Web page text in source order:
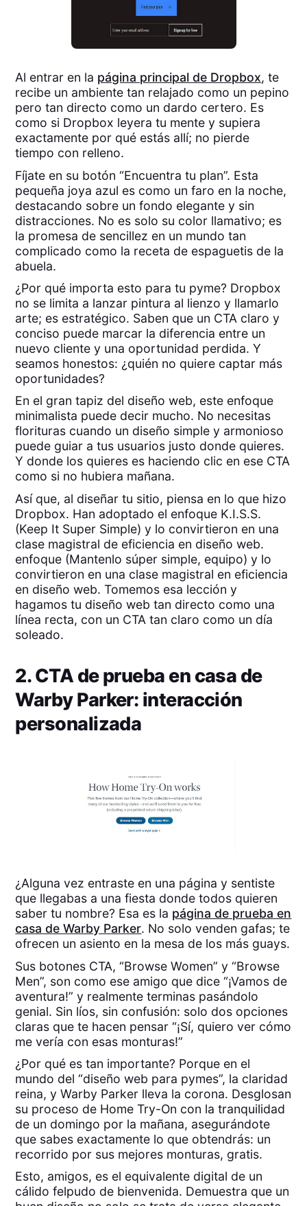
Al entrar en la página principal de Dropbox, te
recibe un ambiente tan relajado como un pepino
pero tan directo como un dardo certero. Es
como si Dropbox leyera tu mente y supiera
exactamente por qué estás allí; no pierde
tiempo con relleno.
Fíjate en su botón “Encuentra tu plan”. Esta
pequeña joya azul es como un faro en la noche,
destacando sobre un fondo elegante y sin
distracciones. No es solo su color llamativo; es
la promesa de sencillez en un mundo tan
complicado como la receta de espaguetis de la
abuela.
¿Por qué importa esto para tu pyme? Dropbox
no se limita a lanzar pintura al lienzo y llamarlo
arte; es estratégico. Saben que un CTA claro y
conciso puede marcar la diferencia entre un
nuevo cliente y una oportunidad perdida. Y
seamos honestos: ¿quién no quiere captar más
oportunidades?
En el gran tapiz del diseño web, este enfoque
minimalista puede decir mucho. No necesitas
florituras cuando un diseño simple y armonioso
puede guiar a tus usuarios justo donde quieres.
Y donde los quieres es haciendo clic en ese CTA
como si no hubiera mañana.
Así que, al diseñar tu sitio, piensa en lo que hizo
Dropbox. Han adoptado el enfoque K.I.S.S.
(Keep It Super Simple) y lo convirtieron en una
clase magistral de eficiencia en diseño web.
enfoque (Mantenlo súper simple, equipo) y lo
convirtieron en una clase magistral en eficiencia
en diseño web. Tomemos esa lección y
hagamos tu diseño web tan directo como una
línea recta, con un CTA tan claro como un día
soleado.
2. CTA de prueba en casa de
Warby Parker: interacción
personalizada
¿Alguna vez entraste en una página y sentiste
que llegabas a una fiesta donde todos quieren
saber tu nombre? Esa es la página de prueba en
casa de Warby Parker. No solo venden gafas; te
ofrecen un asiento en la mesa de los más guays.
Sus botones CTA, “Browse Women” y “Browse
Men”, son como ese amigo que dice “¡Vamos de
aventura!” y realmente terminas pasándolo
genial. Sin líos, sin confusión: solo dos opciones
claras que te hacen pensar “¡Sí, quiero ver cómo
me vería con esas monturas!”
¿Por qué es tan importante? Porque en el
mundo del “diseño web para pymes”, la claridad
reina, y Warby Parker lleva la corona. Desglosan
su proceso de Home Try-On con la tranquilidad
de un domingo por la mañana, asegurándote
que sabes exactamente lo que obtendrás: un
recorrido por sus mejores monturas, gratis.
Esto, amigos, es el equivalente digital de un
cálido felpudo de bienvenida. Demuestra que un